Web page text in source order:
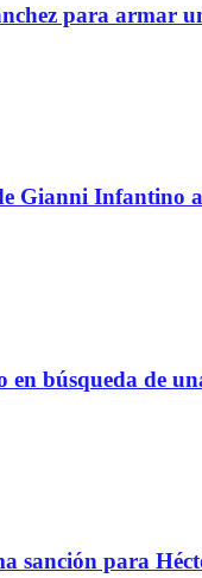
para armar
Gianni Infantino
en búsqueda de
sanción para